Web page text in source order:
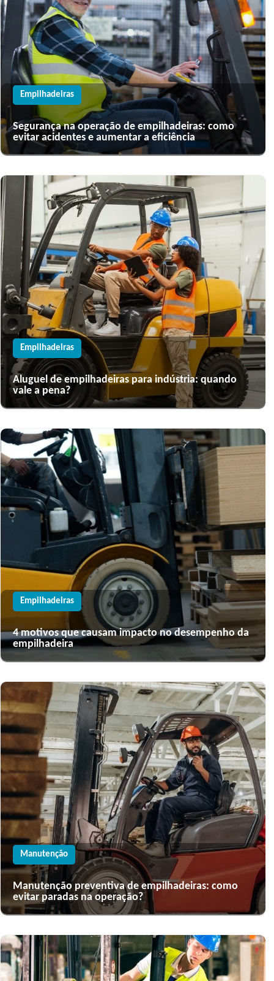
Empilhadeiras
Segurança na operação de empilhadeiras: como
evitar acidentes e aumentar a eficiência
Empilhadeiras
Aluguel de empilhadeiras para indústria: quando
vale a pena?
Empilhadeiras
4 motivos que causam impacto no desempenho da
empilhadeira
Manutenção
Manutenção preventiva de empilhadeiras: como
evitar paradas na operação?